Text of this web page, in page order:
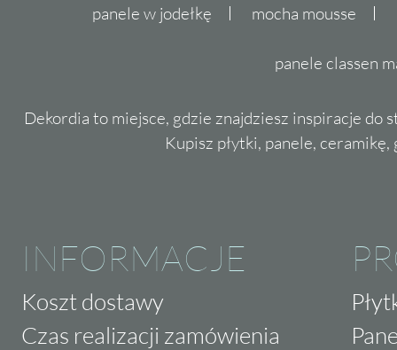
panele w jodełkę mocha mousse
panele classen
Dekordia to miejsce, gdzie znajdziesz inspiracje do
Kupisz płytki, panele,
INFORMACJE
Koszt dostawy
Czas realizacji zamówienia